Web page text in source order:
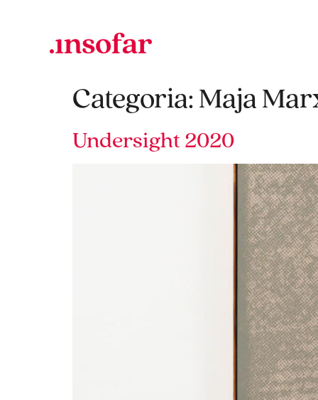
Categoria:Maja
Undersight 2020